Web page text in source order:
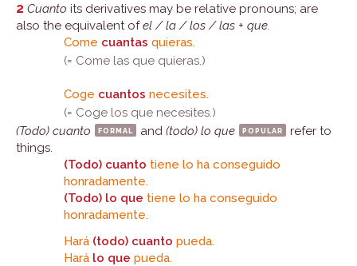
2 Cuanto its derivatives may be relative pronouns; are
also the equivalent ofel / la / los / las + que.
Come cuantas quieras.
(= Come las que quieras.)
Coge cuantos necesites.
(= Coge los que necesites.)
(Todo) cuanto
formal and (todo) lo que popular
refer to
things.
(Todo) cuanto tiene lo ha conseguido
honradamente.
(Todo) lo que tiene lo ha conseguido
honradamente.
Hará (todo) cuanto pueda.
Hará lo que pueda.